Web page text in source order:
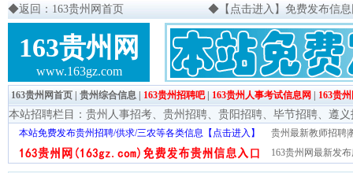
◆返回：163贵州网首页 ◆ 【点击进入】免费发布信
163贵州网
www.163gz.com
163贵州网首页 贵州综合信息 163贵州招聘吧| 163贵州人事考试信息网 163贵
本站招聘栏目： 贵州人事招考、 贵州招聘、 贵阳招聘、 毕节招聘、 遵义
本站免费发布贵州招聘/供求/三农等各类信息【点击进入】
贵州最新教师招聘|
163贵州网最新发